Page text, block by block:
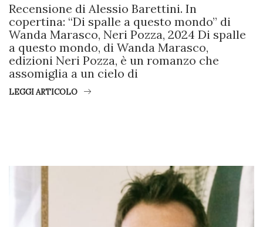
Recensione di Alessio Barettini. In
copertina: “Di spalle a questo mondo” di
Wanda Marasco, Neri Pozza, 2024 Di spalle
a questo mondo, di Wanda Marasco,
edizioni Neri Pozza, è un romanzo che
assomiglia a un cielo di
LEGGI ARTICOLO